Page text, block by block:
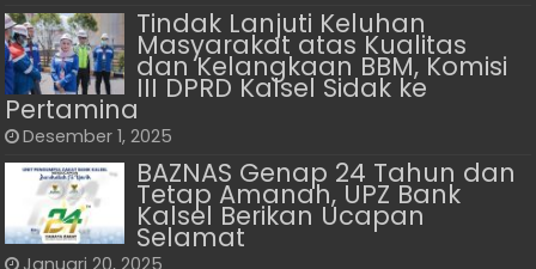
Tindak Lanjuti Keluhan
Masyarakat atas Kualitas
dan Kelangkaan BBM, Komisi
III DPRD Kalsel Sidak ke
Pertamina
Desember 1, 2025
BAZNAS Genap 24 Tahun dan
Tetap Amanah, UPZ Bank
Kalsel Berikan Ucapan
Selamat
Januari 20, 2025